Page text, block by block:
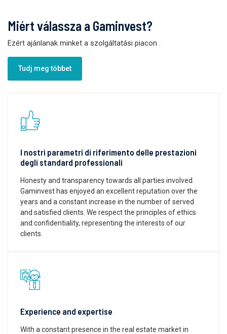
Miért válassza a Gaminvest?
Ezért ajánlanak minket a szolgáltatási piacon
Tudj meg többet
I nostri parametri di riferimento delle prestazioni
degli standard professionali
Honesty and transparency towards all parties involved.
Gaminvest has enjoyed an excellent reputation over the
years and a constant increase in the number of served
and satisfied clients. We respect the principles of ethics
and confidentiality, representing the interests of our
clients.
Experience and expertise
With a constant presence in the real estate market in